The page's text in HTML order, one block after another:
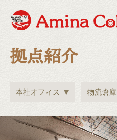
拠点紹介
本社オフィス 物流倉庫